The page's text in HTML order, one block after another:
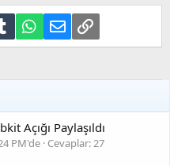
Tumblr WhatsApp
E-postaLink
Açığı Paylaşıldı
PM'de Cevaplar: 27